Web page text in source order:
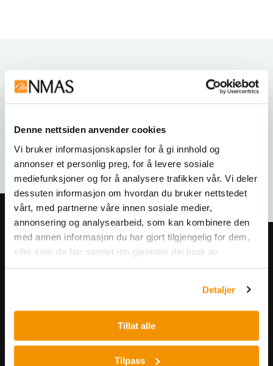
Denne nettsiden anvender cookies
Vi bruker informasjonskapsler for å gi innhold og
annonser et personlig preg, for å levere sosiale
mediefunksjoner og for å analysere trafikken vår. Vi deler
dessuten informasjon om hvordan du bruker nettstedet
vårt, med partnerne våre innen sosiale medier,
annonsering og analysearbeid, som kan kombinere den
med annen informasjon du har gjort tilgjengelig for dem,
eller som de har samlet inn gjennom din bruk av
Detaljer
Tillat alle
Tilpass
Varianter
Meld deg på vårt nyhetsbrev!